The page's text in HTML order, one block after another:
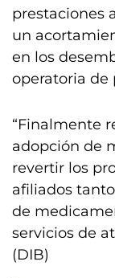
prestaciones
un
en los
operatoria de
“Finalmente
adopción de
revertir los
afiliados
de
servicios de
(DIB)